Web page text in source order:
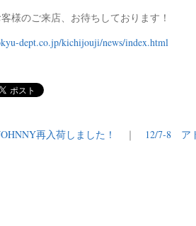
様のご来店、お待ちしております！
dept.co.jp/kichijouji/news/index.html
再入荷しました！ ｜ 12/7-8 ア